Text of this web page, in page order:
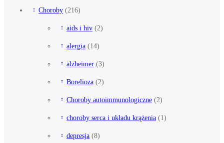
Choroby (216)
aids i hiv (2)
alergia (14)
alzheimer (3)
Borelioza (2)
Choroby autoimmunologiczne (2)
choroby serca i układu krążenia (1)
depresja (8)